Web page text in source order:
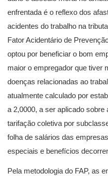
enfrentada é o reflexo dos
acidentes do trabalho na
Fator Acidentário de
optou por beneficiar o bom
maior o empregador que tiver
doenças relacionadas ao
atualmente calculado por
a 2,0000, a ser aplicado
tarifação coletiva por
folha de salários das
especiais e benefícios
Pela metodologia do FAP, as